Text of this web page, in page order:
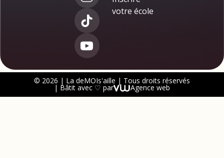
votre école
© 2026 | La deMOIs'aille | Tous droits réservés
| Bâtit avec ♡ par Agence web